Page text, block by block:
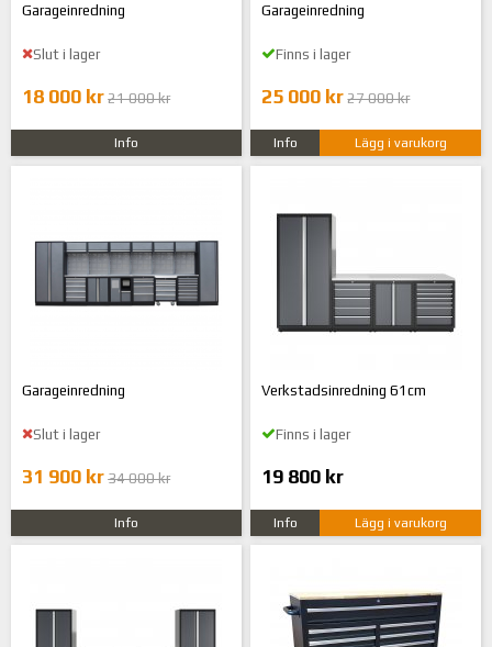
Garageinredning
Slut i lager
18 000 kr 21 000 kr
Info
Garageinredning
Finns i lager
25 000 kr 27 000 kr
Info Lägg i varukorg
Garageinredning
Slut i lager
31 900 kr 34 000 kr
Info
Verkstadsinredning 61cm
Finns i lager
19 800 kr
Info Lägg i varukorg